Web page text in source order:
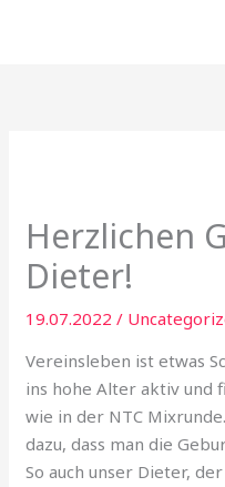
Herzlichen
Dieter!
19.07.2022/
Vereinsleben ist etwas
ins hohe Alter aktiv und
wie in der NTC
dazu, dass man die
So auch unser Dieter,